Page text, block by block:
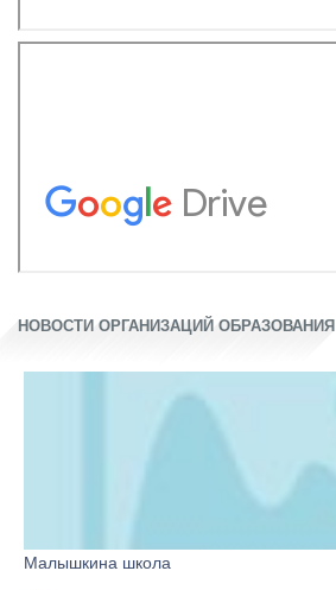
НОВОСТИ ОРГАНИЗАЦИЙ ОБРАЗОВАНИЯ
Малышкина школа